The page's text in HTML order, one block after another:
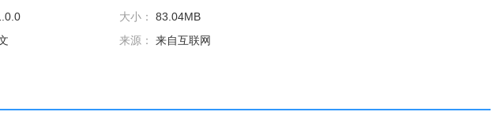
大小：
83.04MB
来源： 来自互联网